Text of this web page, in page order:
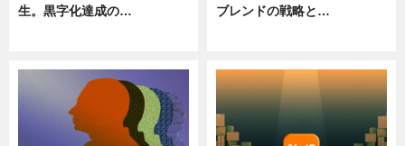
生。黒字化達成の…
ブレンドの戦略と…